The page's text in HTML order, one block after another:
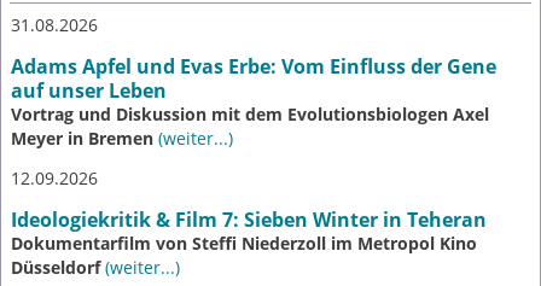
31.08.2026
Adams Apfel und Evas Erbe: Vom Einfluss der Gene
auf unser Leben
Vortrag und Diskussion mit dem Evolutionsbiologen Axel
Meyer in Bremen (weiter...)
12.09.2026
Ideologiekritik & Film 7: Sieben Winter in Teheran
Dokumentarfilm von Steffi Niederzoll im Metropol Kino
Düsseldorf(weiter...)